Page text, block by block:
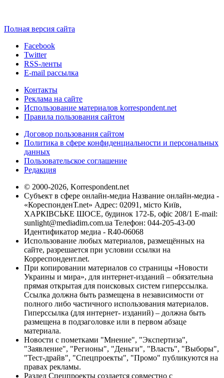
Полная версия сайта
Facebook
Twitter
RSS-ленты
E-mail рассылка
Контакты
Реклама на сайте
Использование материалов korrespondent.net
Правила пользования сайтом
Договор пользования сайтом
Политика в сфере конфиденциальности и персональных
данных
Пользовательское соглашение
Редакция
© 2000-2026, Korrespondent.net
Субъект в сфере онлайн-медиа Название онлайн-медиа -
«КореспонденТ.net» Адрес: 02091, місто Київ,
ХАРКІВСЬКЕ ШОСЕ, будинок 172-Б, офіс 208/1 E-mail:
sunlight@mediadim.com.ua Телефон: 044-205-43-00
Идентификатор медиа - R40-06068
Использование любых материалов, размещённых на
сайте, разрешается при условии ссылки на
Корреспондент.net.
При копировании материалов со страницы «Новости
Украины и мира», для интернет-изданий – обязательна
прямая открытая для поисковых систем гиперссылка.
Ссылка должна быть размещена в независимости от
полного либо частичного использования материалов.
Гиперссылка (для интернет- изданий) – должна быть
размещена в подзаголовке или в первом абзаце
материала.
Новости с пометками "Мнение", "Экспертиза",
"Заявление", "Регионы", "Деньги", "Власть", "Выборы",
"Тест-драйв", "Спецпроекты", "Промо" публикуются на
правах рекламы.
Раздел Спецпроекты создается совместно с